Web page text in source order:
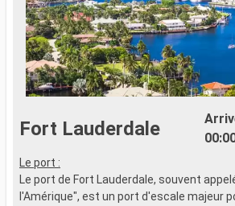
Fort Lauderdale
Le port :
Le port de Fort Lauderdale, souvent
l'Amérique", est un port d'escale majeur